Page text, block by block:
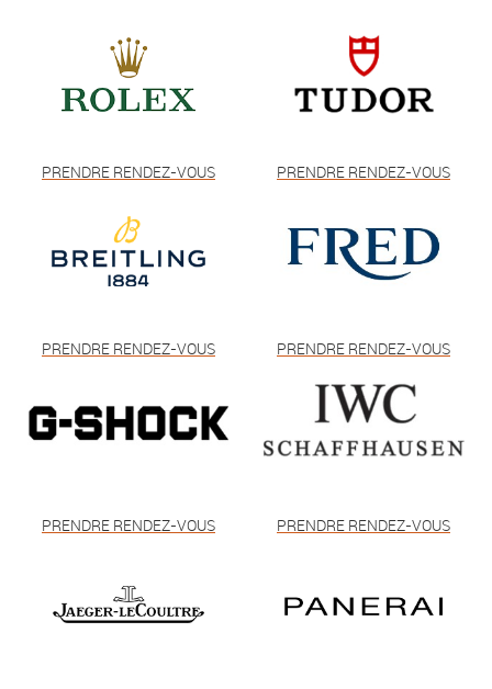
PRENDRE RENDEZ-VOUS PRENDRE RENDEZ-VOUS
PRENDRE RENDEZ-VOUS PRENDRE RENDEZ-VOUS
PRENDRE RENDEZ-VOUS PRENDRE RENDEZ-VOUS